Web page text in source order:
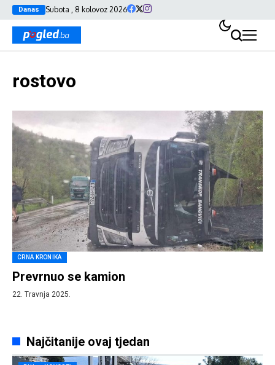
Danas Subota , 8 kolovoz 2026
rostovo
CRNA KRONIKA
Prevrnuo se kamion
22. Travnja 2025.
Najčitanije ovaj tjedan